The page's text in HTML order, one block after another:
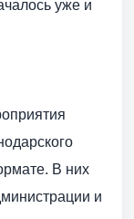
уже и
В них
и